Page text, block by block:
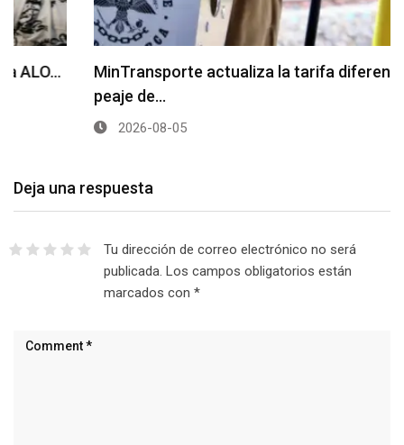
MinTransporte actualiza la tarifa diferencial del
2026-08-05
Deja una respuesta
Tu dirección de correo electrónico no será
publicada. Los campos obligatorios están
marcados con *